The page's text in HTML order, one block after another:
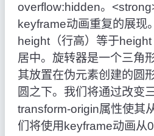
overflow:hidden。
keyframe动画重复的展现
height（行高）等于height
居中。旋转器是一个三角
其放置在伪元素创建的圆
圆之下。我们将通过改变
transform-origin属性使其
们将使用 keyframe动画从0